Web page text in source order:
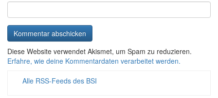
Diese Website verwendet Akismet, um Spam zu reduzieren.
Erfahre, wie deine Kommentardaten verarbeitet werden.
Alle RSS-Feeds des BSI